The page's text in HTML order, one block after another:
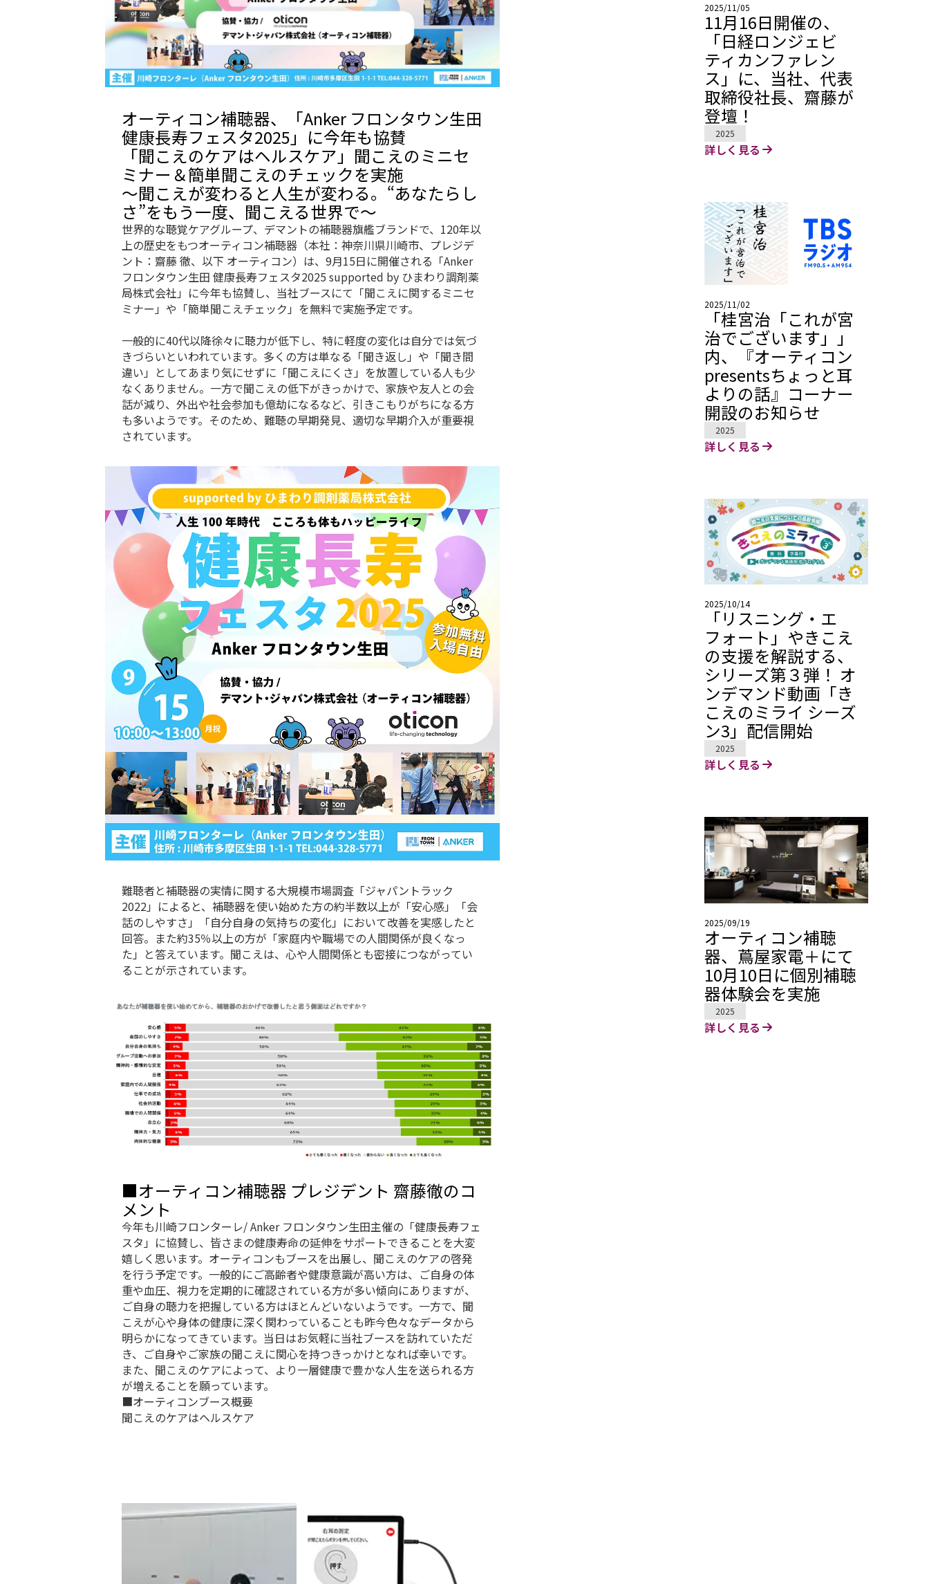
オーティコン補聴器、「Anker フロンタウン生田
健康長寿フェスタ2025」に今年も協賛
「聞こえのケアはヘルスケア」聞こえのミニセ
ミナー＆簡単聞こえのチェックを実施
～聞こえが変わると人生が変わる。“あなたらし
さ”をもう一度、聞こえる世界で～
世界的な聴覚ケアグループ、デマントの補聴器旗艦ブランドで、120年以
上の歴史をもつオーティコン補聴器（本社：神奈川県川崎市、プレジデ
ント：齋藤 徹、以下 オーティコン）は、9月15日に開催される「Anker
フロンタウン生田 健康長寿フェスタ2025 supported by ひまわり調剤薬
局株式会社」に今年も協賛し、当社ブースにて「聞こえに関するミニセ
ミナー」や「簡単聞こえチェック」を無料で実施予定です。
一般的に40代以降徐々に聴力が低下し、特に軽度の変化は自分では気づ
きづらいといわれています。多くの方は単なる「聞き返し」や「聞き間
違い」としてあまり気にせずに「聞こえにくさ」を放置している人も少
なくありません。一方で聞こえの低下がきっかけで、家族や友人との会
話が減り、外出や社会参加も億劫になるなど、引きこもりがちになる方
も多いようです。そのため、難聴の早期発見、適切な早期介入が重要視
されています。
難聴者と補聴器の実情に関する大規模市場調査「ジャパントラック
2022」によると、補聴器を使い始めた方の約半数以上が「安心感」「会
話のしやすさ」「自分自身の気持ちの変化」において改善を実感したと
回答。また約35％以上の方が「家庭内や職場での人間関係が良くなっ
た」と答えています。聞こえは、心や人間関係とも密接につながってい
ることが示されています。
■オーティコン補聴器 プレジデント 齋藤徹のコ
メント
今年も川崎フロンターレ/ Anker フロンタウン生田主催の「健康長寿フェ
スタ」に協賛し、皆さまの健康寿命の延伸をサポートできることを大変
嬉しく思います。オーティコンもブースを出展し、聞こえのケアの啓発
を行う予定です。一般的にご高齢者や健康意識が高い方は、ご自身の体
重や血圧、視力を定期的に確認されている方が多い傾向にありますが、
ご自身の聴力を把握している方はほとんどいないようです。一方で、聞
こえが心や身体の健康に深く関わっていることも昨今色々なデータから
明らかになってきています。当日はお気軽に当社ブースを訪れていただ
き、ご自身やご家族の聞こえに関心を持つきっかけとなれば幸いです。
また、聞こえのケアによって、より一層健康で豊かな人生を送られる方
が増えることを願っています。
■オーティコンブース概要
聞こえのケアはヘルスケア
2025/11/05
11月16日開催の、
「日経ロンジェビ
ティカンファレン
ス」に、当社、代表
取締役社長、齋藤が
登壇！
2025
詳しく見る
2025/11/02
「桂宮治「これが宮
治でございます」」
内、『オーティコン
presentsちょっと耳
よりの話』コーナー
開設のお知らせ
2025
詳しく見る
2025/10/14
「リスニング・エ
フォート」やきこえ
の支援を解説する、
シリーズ第３弾！ オ
ンデマンド動画「き
こえのミライ シーズ
ン3」配信開始
2025
詳しく見る
2025/09/19
オーティコン補聴
器、蔦屋家電＋にて
10月10日に個別補聴
器体験会を実施
2025
詳しく見る